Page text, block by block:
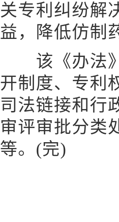
关专利纠纷解
益，降低仿制
该《办法》
开制度、专利
司法链接和行
审评审批分类
等。(完)